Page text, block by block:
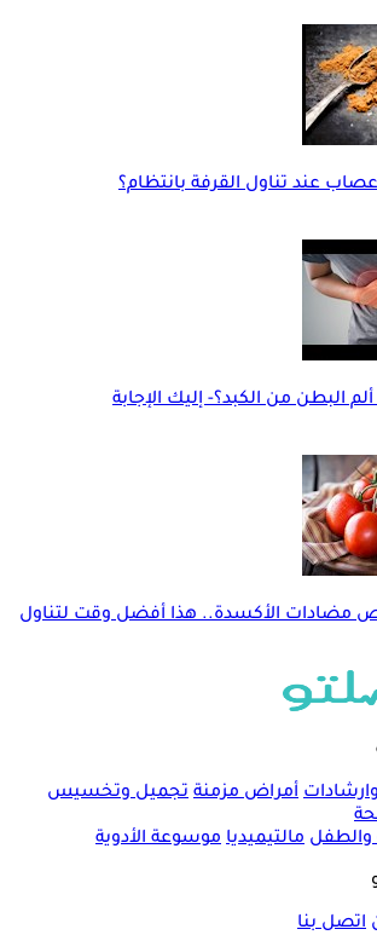
عند تناول القرفة بانتظام؟
البطن من الكبد؟- إليك الإجابة
مضادات الأكسدة.. هذا أفضل وقت لتناول
أمراض مزمنة تجميل وتخسيس
والطفل مالتيميديا موسوعة الأدوية
اتصل بنا